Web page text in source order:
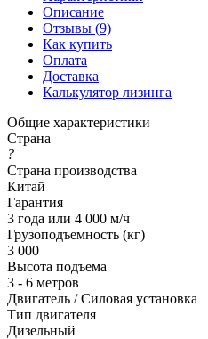
Описание
Отзывы (9)
Как купить
Оплата
Доставка
Калькулятор лизинга
Общие характеристики
Страна
?
Страна производства
Китай
Гарантия
3 года или 4 000 м/ч
Грузоподъемность (кг)
3 000
Высота подъема
3 - 6 метров
Двигатель / Силовая установка
Тип двигателя
Дизельный